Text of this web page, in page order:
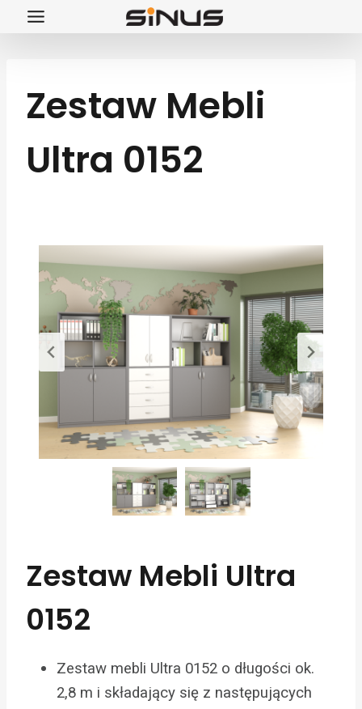
Przejdź
Zestaw Mebli
Ultra 0152
Zestaw Mebli Ultra
0152
Zestaw mebli Ultra 0152 o długości ok.
2,8 m i składający się z następujących